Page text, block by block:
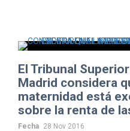
El Tribunal
Madrid considera
maternidad está
sobre la renta de
Fecha 28 Nov 2016